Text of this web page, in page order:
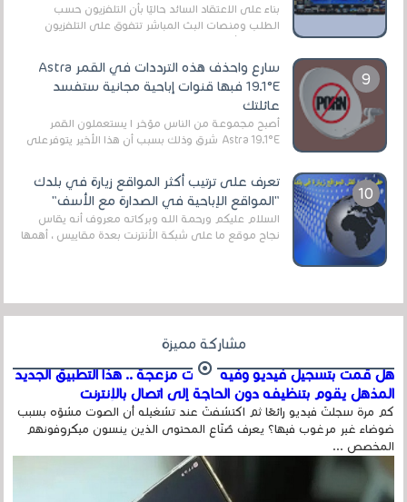
بناءً على الاعتقاد السائد حاليًا بأن التلفزيون حسب
الطلب ومنصات البث المباشر تتفوق على التلفزيون
الرقمي الأرضي التقليدي، يُعدّ IPTV-org خيار...
سارع واحذف هذه الترددات في القمر Astra
19.1°E فبها قنوات إباحية مجانية ستفسد
عائلتك
أصبح مجموعة من الناس مؤخر ا يستعملون القمر
Astra 19.1°E شرق وذلك بسبب أن هذا الأخير يتوفرعلى
تعرف على ترتيب أكثر المواقع زيارة في بلدك
"المواقع الإباحية في الصدارة مع الأسف"
السلام عليكم ورحمة الله وبركاته معروف أنه يقاس
نجاح موقع ما على شبكة الأنترنت بعدة مقاييس ، أهمها
مشاركة مميزة
هل قمت بتسجيل فيديو وفيه أصوت مزعجة .. هذا التطبيق الجديد
المذهل يقوم بتنظيفه دون الحاجة إلى اتصال بالإنترنت
كم مرة سجلتَ فيديو رائعًا ثم اكتشفتَ عند تشغيله أن الصوت مشوّه بسبب
ضوضاء غير مرغوب فيها؟ يعرف صُنّاع المحتوى الذين ينسون ميكروفونهم
المخصص ...